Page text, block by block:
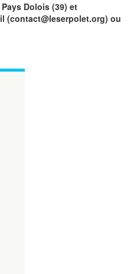
Dolois (39) et
(contact@leserpolet.org) ou